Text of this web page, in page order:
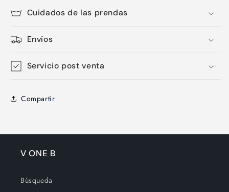
Cuidados de las prendas
Envíos
Servicio post venta
Compartir
V ONE B
Búsqueda